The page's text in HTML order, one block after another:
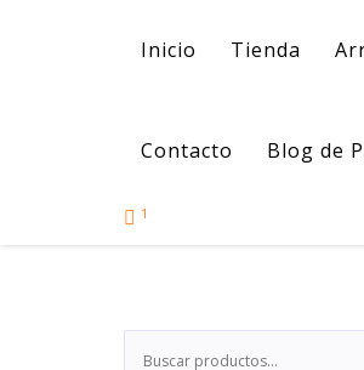
Inicio Tienda
Contacto Blog de
1